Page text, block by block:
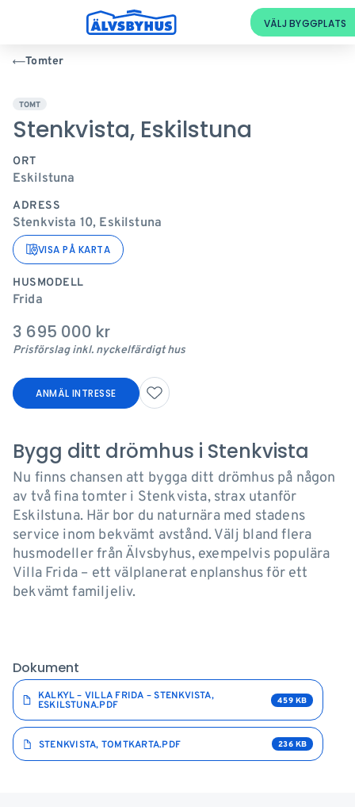
Tomter
TOMT
Stenkvista, Eskilstuna
ORT
Eskilstuna
ADRESS
Stenkvista 10, Eskilstuna
VISA PÅ KARTA
HUSMODELL
Frida
3 695 000 kr
Prisförslag inkl. nyckelfärdigt hus
ANMÄL INTRESSE
Bygg ditt drömhus i Stenkvista
Nu finns chansen att bygga ditt drömhus på någon
av två fina tomter i Stenkvista, strax utanför
Eskilstuna. Här bor du naturnära med stadens
service inom bekvämt avstånd. Välj bland flera
husmodeller från Älvsbyhus, exempelvis populära
Villa Frida – ett välplanerat enplanshus för ett
bekvämt familjeliv.
Dokument
KALKYL – VILLA FRIDA – STENKVISTA,
ESKILSTUNA.PDF 459 KB
STENKVISTA, TOMTKARTA.PDF 236 KB